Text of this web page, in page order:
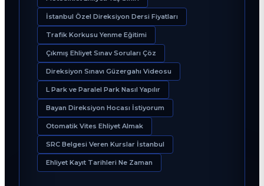
İstanbul Özel Direksiyon Dersi Fiyatları
Trafik Korkusu Yenme Eğitimi
Çıkmış Ehliyet Sınav Soruları Çöz
Direksiyon Sınavı Güzergahı Videosu
L Park ve Paralel Park Nasıl Yapılır
Bayan Direksiyon Hocası İstiyorum
Otomatik Vites Ehliyet Almak
SRC Belgesi Veren Kurslar İstanbul
Ehliyet Kayıt Tarihleri Ne Zaman